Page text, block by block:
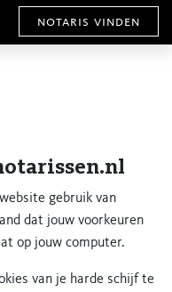
notaris vinden
gebruik van
dat jouw voorkeuren
op jouw computer.
van je harde schijf te